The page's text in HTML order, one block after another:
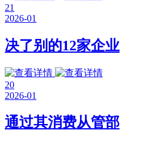
21
2026-01
决了别的12家企业
20
2026-01
通过其消费从管部